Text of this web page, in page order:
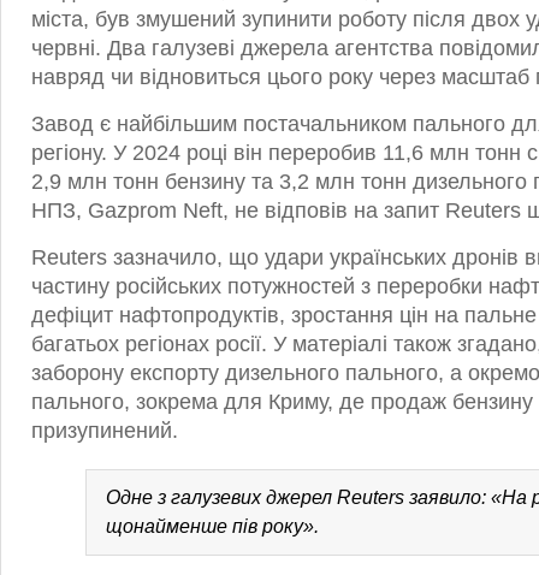
міста, був змушений зупинити роботу після двох
червні. Два галузеві джерела агентства
навряд чи відновиться цього року через
Завод є найбільшим постачальником пального
регіону. У 2024 році він переробив 11,6 млн тонн
2,9 млн тонн бензину та 3,2 млн тонн дизельного
НПЗ, Gazprom Neft, не відповів на запит Reuters
Reuters зазначило, що удари українських дронів
частину російських потужностей з переробки
дефіцит нафтопродуктів, зростання цін на пальне
багатьох регіонах росії. У матеріалі також
заборону експорту дизельного пального, а
пального, зокрема для Криму, де продаж
призупинений.
Одне з галузевих джерел Reuters заявило: «На
щонайменше пів року».